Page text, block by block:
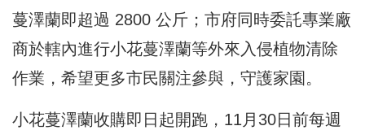
蔓澤蘭即超過 2800 公斤；市府同時委託專業廠
商於轄內進行小花蔓澤蘭等外來入侵植物清除
作業，希望更多市民關注參與，守護家園。
小花蔓澤蘭收購即日起開跑，11月30日前每週